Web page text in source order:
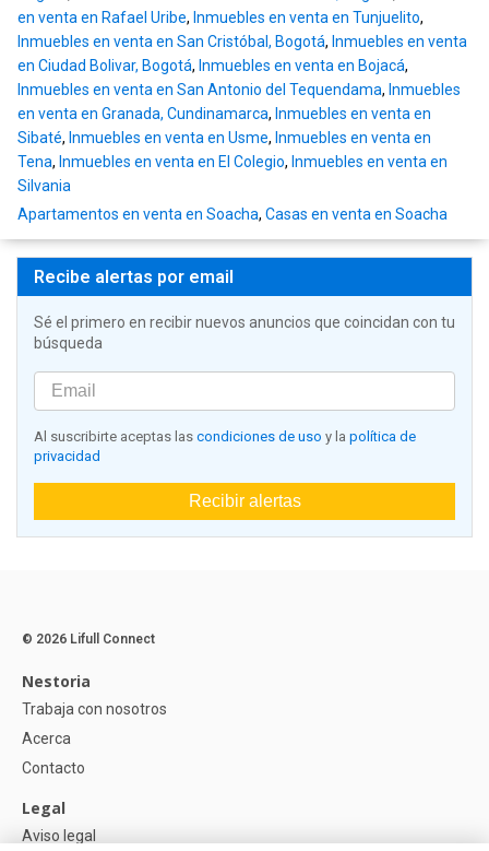
en venta en Rafael Uribe, Inmuebles en venta en Tunjuelito,
Inmuebles en venta en San Cristóbal, Bogotá, Inmuebles en venta
en Ciudad Bolivar, Bogotá, Inmuebles en venta en Bojacá,
Inmuebles en venta en San Antonio del Tequendama, Inmuebles
en venta en Granada, Cundinamarca, Inmuebles en venta en
Sibaté, Inmuebles en venta en Usme, Inmuebles en venta en
Tena, Inmuebles en venta en El Colegio, Inmuebles en venta en
Silvania
Apartamentos en venta en Soacha, Casas en venta en Soacha
Recibe alertas por email
Sé el primero en recibir nuevos anuncios que coincidan con tu
búsqueda
Al suscribirte aceptas las condiciones de uso y la política de
privacidad
Recibir alertas
© 2026 Lifull Connect
Nestoria
Trabaja con nosotros
Acerca
Contacto
Legal
Aviso legal